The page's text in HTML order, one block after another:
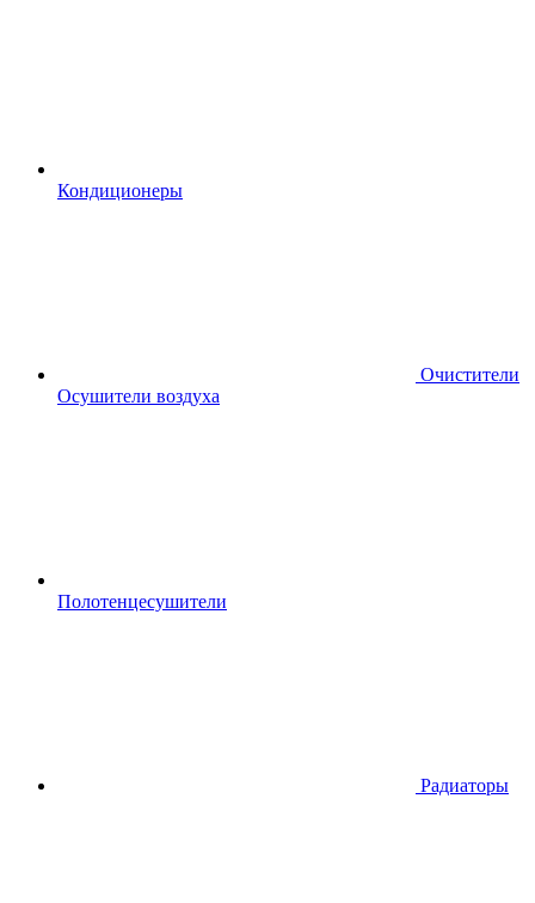
Кондиционеры
Очистители
Осушители воздуха
Полотенцесушители
Радиаторы